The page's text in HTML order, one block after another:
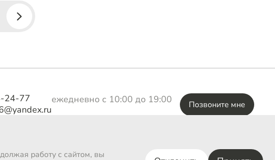
24-77
ежедневно с 10:00 до 19:00 Позвоните мне
работу с сайтом, вы